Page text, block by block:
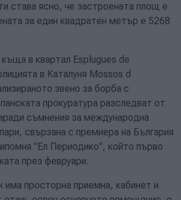
става ясно, че застроената площ е
за един квадратен метър е 5268
в квартал Esplugues de
в Каталуня Mossos d
звено за борба с
прокуратура разследват от
съмнения за международна
свързана с премиера на България
"Ел Периодико", който първо
през февруари.
има просторна приемна, кабинет и